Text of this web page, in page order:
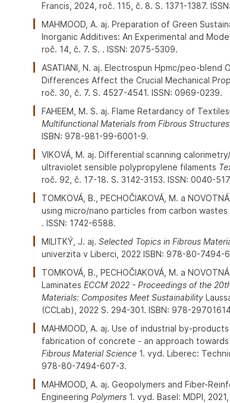
Francis, 2024, roč. 115, č. 8. S. 1371-1387.
MAHMOOD, A. aj. Preparation of Green
Inorganic Additives: An Experimental and
roč. 14, č. 7. S. . ISSN: 2075-5309.
ASATIANI, N. aj. Electrospun Hpmc/peo-blend
Differences Affect the Crucial Mechanical
roč. 30, č. 7. S. 4527-4541. ISSN: 0969-0239.
FAHEEM, M. S. aj. Flame Retardancy of
Multifunctional Materials from Fibrous Structures
ISBN: 978-981-99-6001-9.
VIKOVÁ, M. aj. Differential scanning
ultraviolet sensible polypropylene filaments
roč. 92, č. 17-18. S. 3142-3153. ISSN: 0040-
TOMKOVÁ, B., PECHOČIAKOVÁ, M. a
using micro/nano particles from carbon wastes
. ISSN: 1742-6588.
MILITKÝ, J. aj. Selected Topics in Fibrous
univerzita v Liberci, 2022 ISBN: 978-80-7494-
TOMKOVÁ, B., PECHOČIAKOVÁ, M. a
Laminates ECCM 2022 - Proceedings of the
Materials: Composites Meet Sustainability
(CCLab), 2022 S. 294-301. ISBN: 978-
MAHMOOD, A. aj. Use of industrial by-
fabrication of concrete - an approach
Fibrous Material Science 1. vyd. Liberec:
978-80-7494-607-3.
MAHMOOD, A. aj. Geopolymers and Fiber-
Engineering Polymers 1. vyd. Basel: MDPI,